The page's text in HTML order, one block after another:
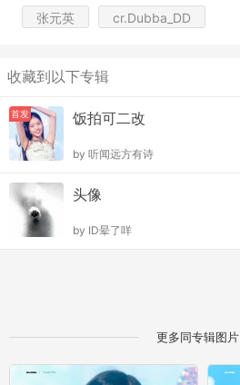
张元英 cr.Dubba_DD
收藏到以下专辑
首发 饭拍可二改
by 听闻远方有诗
头像
by ID晕了咩
更多同专辑图片